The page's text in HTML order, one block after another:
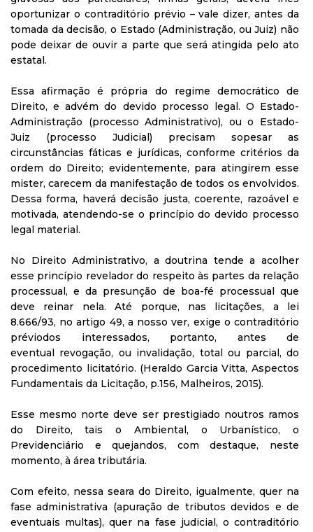
oportunizar o contraditório prévio – vale dizer, antes da
tomada da decisão, o Estado (Administração, ou Juiz) não
pode deixar de ouvir a parte que será atingida pelo ato
estatal.
Essa afirmação é própria do regime democrático de
Direito, e advém do devido processo legal. O Estado-
Administração (processo Administrativo), ou o Estado-
Juiz (processo Judicial) precisam sopesar as
circunstâncias fáticas e jurídicas, conforme critérios da
ordem do Direito; evidentemente, para atingirem esse
mister, carecem da manifestação de todos os envolvidos.
Dessa forma, haverá decisão justa, coerente, razoável e
motivada, atendendo-se o princípio do devido processo
legal material.
No Direito Administrativo, a doutrina tende a acolher
esse princípio revelador do respeito às partes da relação
processual, e da presunção de boa-fé processual que
deve reinar nela. Até porque, nas licitações, a lei
8.666/93, no artigo 49, a nosso ver, exige o contraditório
préviodos interessados, portanto, antes de
eventual revogação, ou invalidação, total ou parcial, do
procedimento licitatório. (Heraldo Garcia Vitta, Aspectos
Fundamentais da Licitação, p.156, Malheiros, 2015).
Esse mesmo norte deve ser prestigiado noutros ramos
do Direito, tais o Ambiental, o Urbanístico, o
Previdenciário e quejandos, com destaque, neste
momento, à área tributária.
Com efeito, nessa seara do Direito, igualmente, quer na
fase administrativa (apuração de tributos devidos e de
eventuais multas), quer na fase judicial, o contraditório